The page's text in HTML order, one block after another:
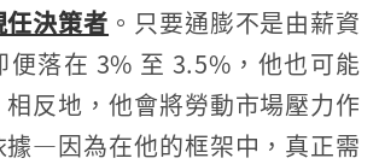
決策者 。只要通膨不是由薪資
便落在 3% 至 3.5%，他也可能
反地，他會將勞動市場壓力作
據—因為在他的框架中，真正需